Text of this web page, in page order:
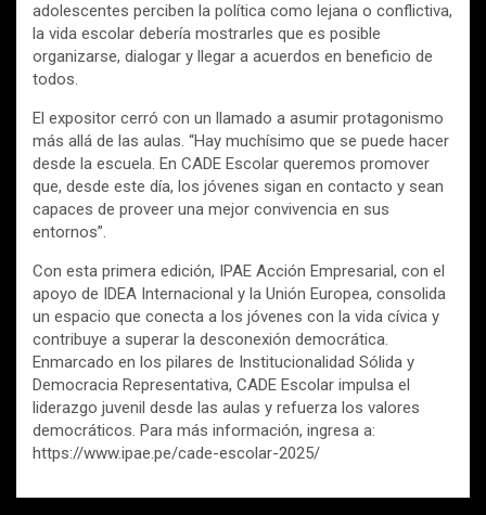
adolescentes perciben la política como lejana o conflictiva,
la vida escolar debería mostrarles que es posible
organizarse, dialogar y llegar a acuerdos en beneficio de
todos.
El expositor cerró con un llamado a asumir protagonismo
más allá de las aulas. “Hay muchísimo que se puede hacer
desde la escuela. En CADE Escolar queremos promover
que, desde este día, los jóvenes sigan en contacto y sean
capaces de proveer una mejor convivencia en sus
entornos”.
Con esta primera edición, IPAE Acción Empresarial, con el
apoyo de IDEA Internacional y la Unión Europea, consolida
un espacio que conecta a los jóvenes con la vida cívica y
contribuye a superar la desconexión democrática.
Enmarcado en los pilares de Institucionalidad Sólida y
Democracia Representativa, CADE Escolar impulsa el
liderazgo juvenil desde las aulas y refuerza los valores
democráticos. Para más información, ingresa a:
https://www.ipae.pe/cade-escolar-2025/